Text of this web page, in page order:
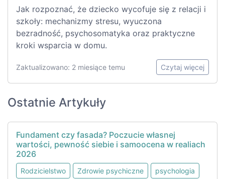
Jak rozpoznać, że dziecko wycofuje się z relacji i
szkoły: mechanizmy stresu, wyuczona
bezradność, psychosomatyka oraz praktyczne
kroki wsparcia w domu.
Zaktualizowano: 2 miesiące temu Czytaj więcej
Ostatnie Artykuły
Fundament czy fasada? Poczucie własnej
wartości, pewność siebie i samoocena w realiach
2026
Rodzicielstwo Zdrowie psychiczne psychologia